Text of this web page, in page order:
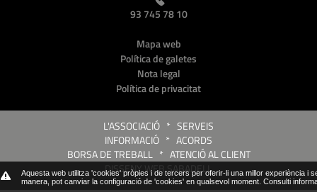
Aquesta web utilitza 'cookies' pròpies i de tercers per oferir-li una millor experiència
manera, pot canviar la configuració de 'cookies' en qualsevol moment. Consulti
93 745 78 10
Mapa web
Política de galetes
Nota legal
Política de privacitat
L'ASSOCIACIÓ * SERVEIS
INFORMACIÓ * ACORDS
BORSA DE TREBALL* ATENCIÓ AL CLIENT
DISSENY WEB SABADELL